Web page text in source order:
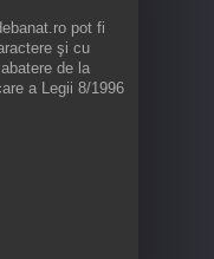
pot fi
şi cu
de la
a Legii 8/1996